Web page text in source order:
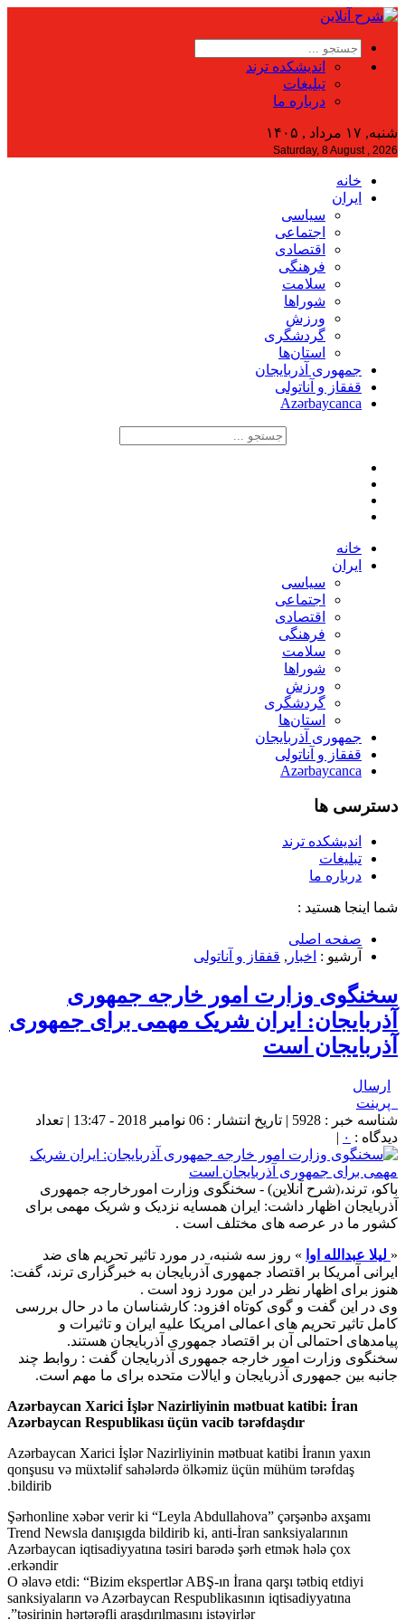
اندیشکده ترند
تبلیغات
درباره ما
شنبه, ۱۷ مرداد , ۱۴۰۵
Saturday, 8 August , 2026
خانه
ایران
سیاسی
اجتماعی
اقتصادی
فرهنگی
سلامت
شوراها
ورزش
گردشگری
استان‌ها
جمهوری آذربایجان
قفقاز و آناتولی
Azərbaycanca
خانه
ایران
سیاسی
اجتماعی
اقتصادی
فرهنگی
سلامت
شوراها
ورزش
گردشگری
استان‌ها
جمهوری آذربایجان
قفقاز و آناتولی
Azərbaycanca
دسترسی ها
اندیشکده ترند
تبلیغات
درباره ما
شما اینجا هستید :
صفحه اصلی
آرشیو : اخبار , قفقاز و آناتولی
سخنگوی وزارت امور خارجه جمهوری
آذربایجان: ایران شریک مهمی برای جمهوری
آذربایجان است
ارسال
پرینت
شناسه خبر : 5928 | تاریخ انتشار : 06 نوامبر 2018 - 13:47 | تعداد
دیدگاه : ۰ |
باکو، ترند،(شرح آنلاین) - سخنگوی وزارت امورخارجه جمهوری
آذربایجان اظهار داشت: ایران همسایه نزدیک و شریک مهمی برای
کشور ما در عرصه های مختلف است .
« لیلا عبدالله اوا » روز سه شنبه، در مورد تاثیر تحریم های ضد
ایرانی آمریکا بر اقتصاد جمهوری آذربایجان به خبرگزاری ترند، گفت:
هنوز برای اظهار نظر در این مورد زود است .
وی در این گفت و گوی کوتاه افزود: کارشناسان ما در حال بررسی
کامل تاثیر تحریم های اعمالی امریکا علیه ایران و تاثیرات و
پیامدهای احتمالی آن بر اقتصاد جمهوری آذربایجان هستند.
سخنگوی وزارت امور خارجه جمهوری آذربایجان گفت : روابط چند
جانبه بین جمهوری آذربایجان و ایالات متحده برای ما مهم است.
Azərbaycan Xarici İşlər Nazirliyinin mətbuat katibi: İran
Azərbaycan Respublikası üçün vacib tərəfdaşdır
Azərbaycan Xarici İşlər Nazirliyinin mətbuat katibi İranın yaxın
qonşusu və müxtəlif sahələrdə ölkəmiz üçün mühüm tərəfdaş
bildirib.
Şərhonline xəbər verir ki “Leyla Abdullahova” çərşənbə axşamı
Trend Newsla danışıgda bildirib ki, anti-İran sanksiyalarının
Azərbaycan iqtisadiyyatına təsiri barədə şərh etmək hələ çox
erkəndir.
O əlavə etdi: “Bizim ekspertlər ABŞ-ın İrana qarşı tətbiq etdiyi
sanksiyaların və Azərbaycan Respublikasının iqtisadiyyatına
təsirinin hərtərəfli araşdırılmasını istəyirlər”.